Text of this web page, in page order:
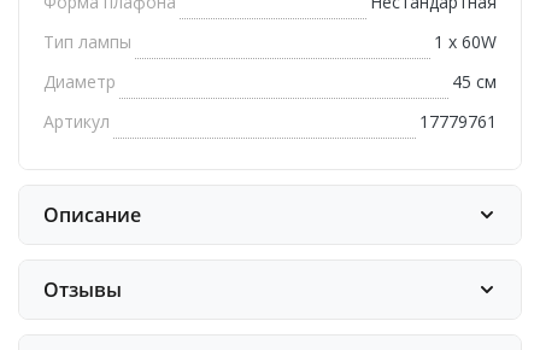
Тип лампы
1 х 60W
Диаметр
45 см
Артикул
17779761
Описание
Отзывы